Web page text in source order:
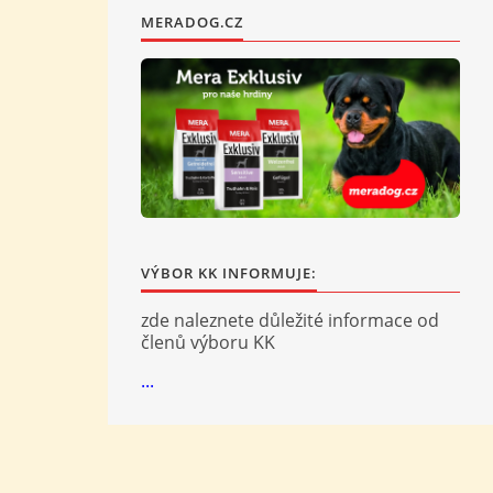
MERADOG.CZ
VÝBOR KK INFORMUJE:
zde naleznete důležité informace od
členů výboru KK
...